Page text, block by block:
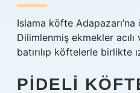
Islama köfte
Dilimlenmiş ekmekler acılı
batırılıp köftelerle birlikte
PIDELI